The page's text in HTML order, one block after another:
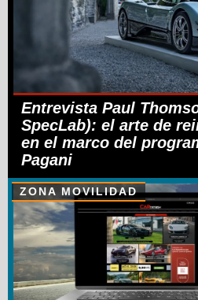
Entrevista Paul
SpecLab): el arte de
en el marco del
Pagani
ZONA MOVILIDAD